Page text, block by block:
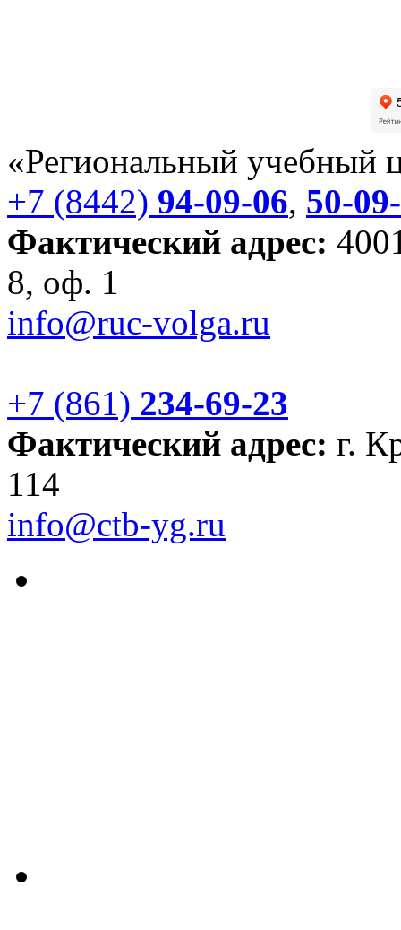
«Региональный учебный
+7 (8442) 94-09-06, 50-
Фактический адрес:
8, оф. 1
info@ruc-volga.ru
+7 (861) 234-69-23
Фактический адрес: г.
114
info@ctb-yg.ru